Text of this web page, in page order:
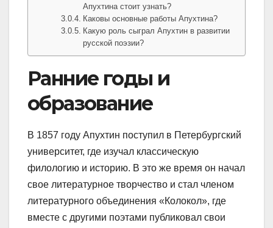
Апухтина стоит узнать?
Каковы основные работы Апухтина?
Какую роль сыграл Апухтин в развитии
русской поэзии?
Ранние годы и
образование
В 1857 году Апухтин поступил в Петербургский
университет, где изучал классическую
филологию и историю. В это же время он начал
свое литературное творчество и стал членом
литературного объединения «Колокол», где
вместе с другими поэтами публиковал свои